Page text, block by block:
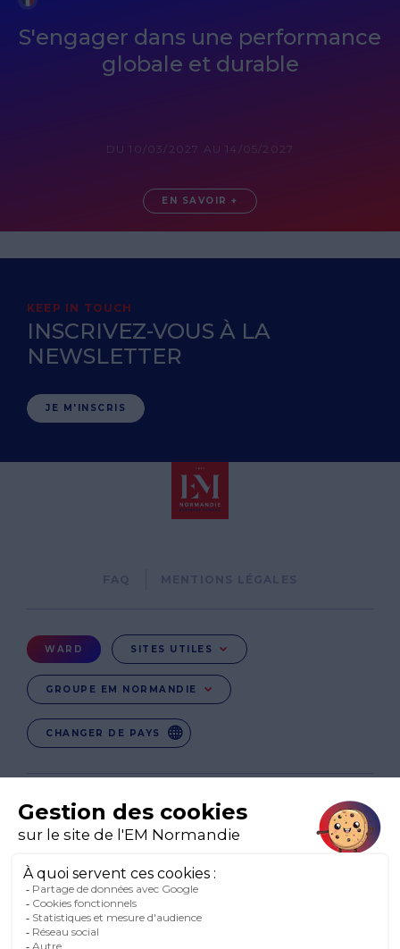
S'engager dans une performance
globale et durable
DU 10/03/2027 AU 14/05/2027
EN SAVOIR +
KEEP IN TOUCH
INSCRIVEZ-VOUS À LA
NEWSLETTER
JE M'INSCRIS
Menu
Ward
WARD SITES UTILES
GROUPE EM NORMANDIE
CHANGER DE PAYS